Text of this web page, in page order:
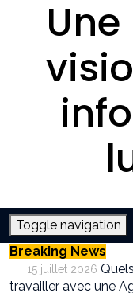
Toggle navigation
Breaking News
15 juillet 2026
travailler avec une